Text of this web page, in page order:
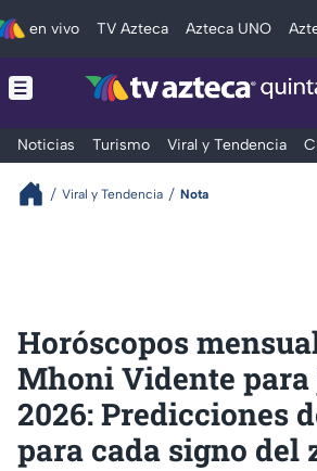
en vivo TV Azteca Azteca UNO
Noticias Turismo Viral y Tendencia
Viral y Tendencia Nota
Horóscopos
Mhoni Vidente
2026: Predicciones
para cada signo del